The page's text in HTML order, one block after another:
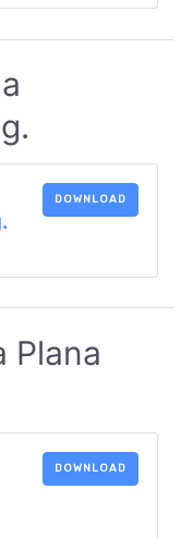
DOWNLOAD
Plana
DOWNLOAD